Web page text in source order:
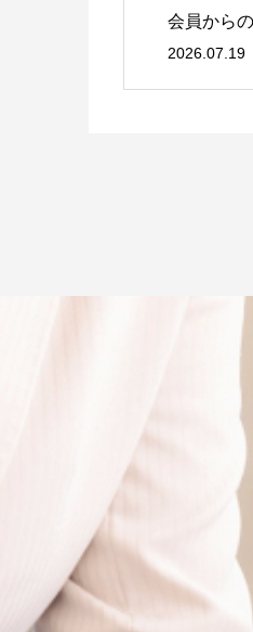
会員から
2026.07.19